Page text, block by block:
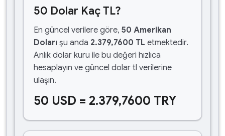
50 Dolar Kaç TL?
En güncel verilere göre, 50 Amerikan
Doları şu anda 2.379,7600 TL etmektedir.
Anlık dolar kuru ile bu değeri hızlıca
hesaplayın ve güncel dolar tl verilerine
ulaşın.
50 USD = 2.379,7600 TRY